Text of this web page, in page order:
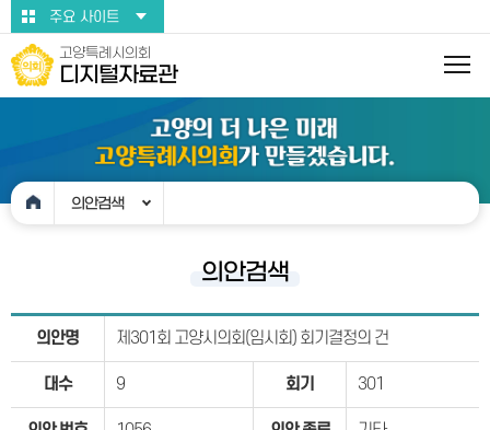
본문바로가기주요 사이트
고양특례시의회
디지털자료관
의안검색
의안검색
의안명 제301회 고양시의회(임시회) 회기결정의 건
대수 9 회기 301